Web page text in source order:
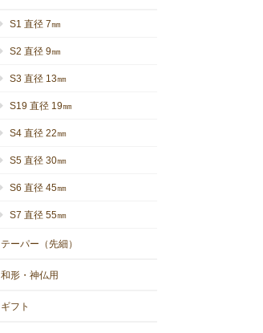
S1 直径 7㎜
S2 直径 9㎜
S3 直径 13㎜
S19 直径 19㎜
S4 直径 22㎜
S5 直径 30㎜
S6 直径 45㎜
S7 直径 55㎜
テーパー（先細）
和形・神仏用
ギフト